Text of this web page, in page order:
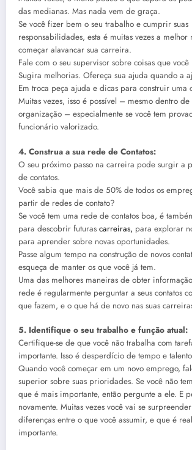
das medianas. Mas nada vem de graça.
Se você fizer bem o seu trabalho e cumprir suas
responsabilidades, esta é muitas vezes a
começar alavancar sua carreira.
Fale com o seu supervisor sobre coisas que
Sugira melhorias. Ofereça sua ajuda quando a
Em troca peça ajuda e dicas para construir uma
Muitas vezes, isso é possível – mesmo dentro
organização – especialmente se você tem
funcionário valorizado.
4. Construa a sua rede de Contatos:
O seu próximo passo na carreira pode surgir a
de contatos.
Você sabia que mais de 50% de todos os
partir de redes de contato?
Se você tem uma rede de contatos boa, é
para descobrir futuras carreiras, para explorar
para aprender sobre novas oportunidades.
Passe algum tempo na construção de novos
esqueça de manter os que você já tem.
Uma das melhores maneiras de obter
rede é regularmente perguntar a seus contatos
que fazem, e o que há de novo nas suas
5. Identifique o seu trabalho e função atual:
Certifique-se de que você não trabalha com
importante. Isso é desperdício de tempo e
Quando você começar em um novo emprego,
superior sobre suas prioridades. Se você não
que é mais importante, então pergunte a ele. E
novamente. Muitas vezes você vai se
diferenças entre o que você assumir, e que é
importante.